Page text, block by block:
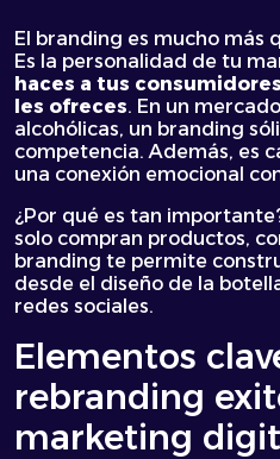
El branding es mucho más
Es la personalidad de tu
haces a tus
les ofreces. En un
alcohólicas, un branding
competencia. Además, es
una conexión emocional
¿Por qué es tan
solo compran productos,
branding te permite
desde el diseño de la
redes sociales.
Elementos
rebranding
marketing